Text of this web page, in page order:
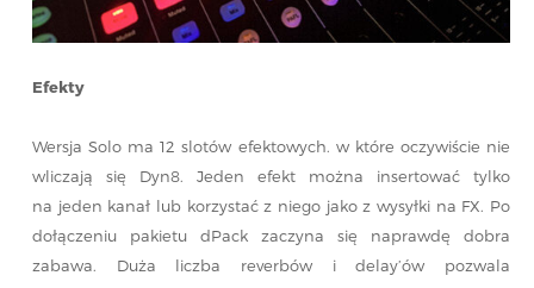
Efekty
Wersja Solo ma 12 slotów efektowych. w które oczywiście nie
wliczają się Dyn8. Jeden efekt można insertować tylko
na jeden kanał lub korzystać z niego jako z wysyłki na FX. Po
dołączeniu pakietu dPack zaczyna się naprawdę dobra
zabawa. Duża liczba reverbów i delay’ów pozwala